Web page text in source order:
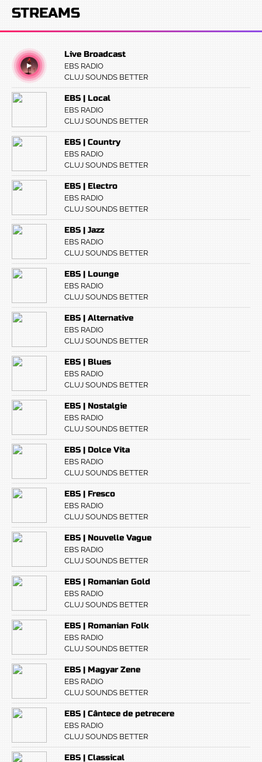
STREAMS
Live Broadcast
EBS RADIO
CLUJ SOUNDS BETTER
EBS | Local
EBS RADIO
CLUJ SOUNDS BETTER
EBS | Country
EBS RADIO
CLUJ SOUNDS BETTER
EBS | Electro
EBS RADIO
CLUJ SOUNDS BETTER
EBS | Jazz
EBS RADIO
CLUJ SOUNDS BETTER
EBS | Lounge
EBS RADIO
CLUJ SOUNDS BETTER
EBS | Alternative
EBS RADIO
CLUJ SOUNDS BETTER
EBS | Blues
EBS RADIO
CLUJ SOUNDS BETTER
EBS | Nostalgie
EBS RADIO
CLUJ SOUNDS BETTER
EBS | Dolce Vita
EBS RADIO
CLUJ SOUNDS BETTER
EBS | Fresco
EBS RADIO
CLUJ SOUNDS BETTER
EBS | Nouvelle Vague
EBS RADIO
CLUJ SOUNDS BETTER
EBS | Romanian Gold
EBS RADIO
CLUJ SOUNDS BETTER
EBS | Romanian Folk
EBS RADIO
CLUJ SOUNDS BETTER
EBS | Magyar Zene
EBS RADIO
CLUJ SOUNDS BETTER
EBS | Cântece de petrecere
EBS RADIO
CLUJ SOUNDS BETTER
EBS | Classical